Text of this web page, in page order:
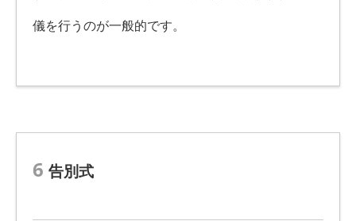
儀を行うのが一般的です。
6 告別式